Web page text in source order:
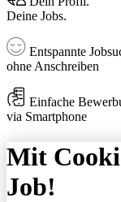
Deine Jobs.
Entspannte
ohne Anschreiben
Einfache
via Smartphone
Mit
Job!